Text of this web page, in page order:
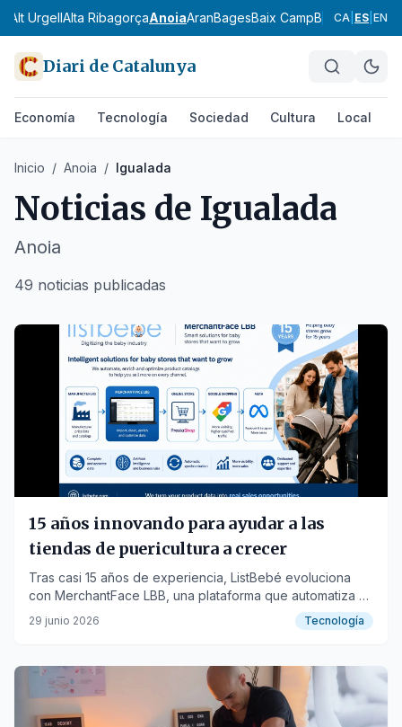
Alt UrgellAlta RibagorçaAnoiaAranBagesBaix CampBaix Ebre Baix
CA ES EN
Diari de Catalunya
Economía Tecnología Sociedad Cultura Local
Inicio / Anoia / Igualada
Noticias de Igualada
Anoia
49 noticias publicadas
15 años innovando para ayudar a las
tiendas de puericultura a crecer
Tras casi 15 años de experiencia, ListBebé evoluciona
con MerchantFace LBB, una plataforma que automatiza y
enriquece los catálogos para que las tiendas ganen
visibilidad en Google Shopping, Meta y sus tiendas
29 junio 2026 Tecnología